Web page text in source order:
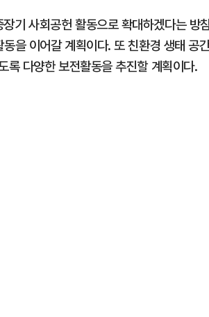
기 사회공헌 활동으로 확대하겠다는 방
을 이어갈 계획이다. 또 친환경 생태 공
록 다양한 보전활동을 추진할 계획이다.